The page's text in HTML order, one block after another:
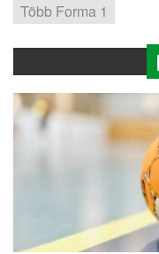
Több Forma 1